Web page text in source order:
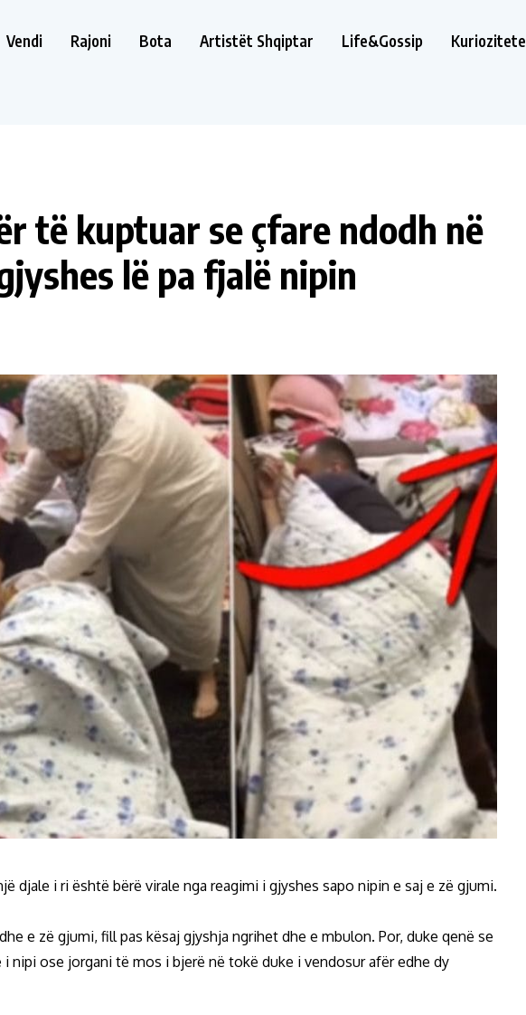
Vendi Rajoni Bota Artistët Shqiptar Life&Gossip Kuriozitete
të kuptuar se çfare ndodh në
lë pa fjalë nipin
djale i ri është bërë virale nga reagimi i gjyshes sapo nipin e saj e zë gjumi.
e zë gjumi, fill pas kësaj gjyshja ngrihet dhe e mbulon. Por, duke qenë se
nipi ose jorgani të mos i bjerë në tokë duke i vendosur afër edhe dy